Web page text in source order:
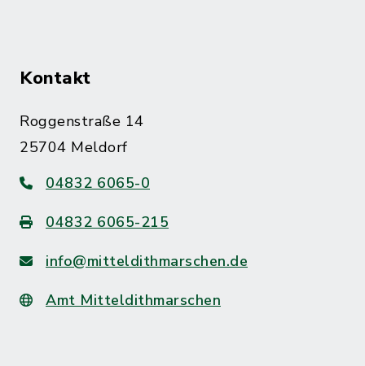
Kontakt
Roggenstraße 14
25704 Meldorf
04832 6065-0
04832 6065-215
info@mitteldithmarschen.de
Amt Mitteldithmarschen